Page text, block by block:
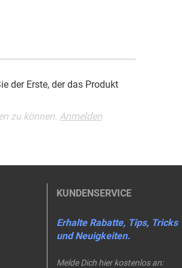
der Erste, der das Produkt
zu können. Anmelden
KUNDENSERVICE
Erhalte Rabatte, Tips, Tricks
und Neuigkeiten.
Melde Dich hier kostenlos an: